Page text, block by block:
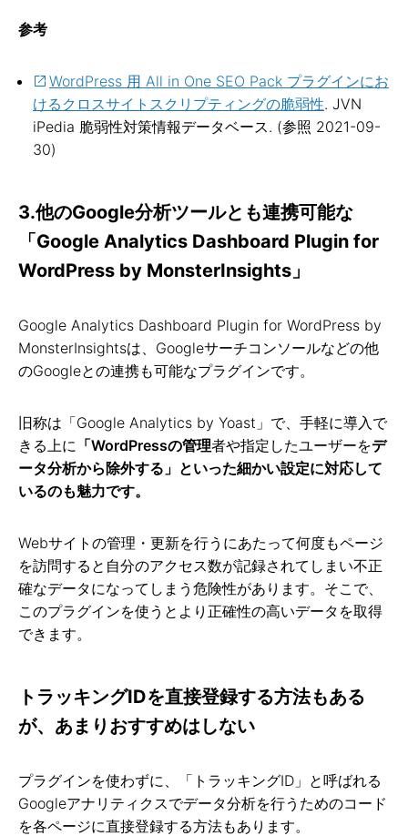
参考
WordPress 用 All in One SEO Pack プラグインにお
けるクロスサイトスクリプティングの脆弱性. JVN
iPedia 脆弱性対策情報データベース. (参照 2021-09-
30)
3.他のGoogle分析ツールとも連携可能な
「Google Analytics Dashboard Plugin for
WordPress by MonsterInsights」
Google Analytics Dashboard Plugin for WordPress by
MonsterInsightsは、Googleサーチコンソールなどの他
のGoogleとの連携も可能なプラグインです。
旧称は「Google Analytics by Yoast」で、手軽に導入で
きる上に 「WordPressの管理者や指定したユーザーをデ
ータ分析から除外する」といった細かい設定に対応して
いるのも魅力です。
Webサイトの管理・更新を行うにあたって何度もページ
を訪問すると自分のアクセス数が記録されてしまい不正
確なデータになってしまう危険性があります。そこで、
このプラグインを使うとより正確性の高いデータを取得
できます。
トラッキングIDを直接登録する方法もある
が、あまりおすすめはしない
プラグインを使わずに、「トラッキングID」と呼ばれる
Googleアナリティクスでデータ分析を行うためのコード
を各ページに直接登録する方法もあります。